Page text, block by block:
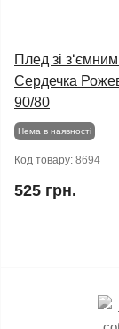
Плед зі
Сердечка
90/80
Нема в наявності
Код товару: 8694
525 грн.